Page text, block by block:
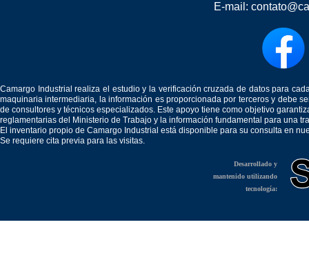
E-mail:
Camargo Industrial realiza el estudio y la verificación cruzada de datos para
maquinaria intermediaria, la información es proporcionada por terceros y debe
de consultores y técnicos especializados. Este apoyo tiene como objetivo
reglamentarias del Ministerio de Trabajo y la información fundamental para una
El inventario propio de Camargo Industrial está disponible para su consulta en
Se requiere cita previa para las visitas.
Desarrollado y
mantenido utilizando
tecnología: